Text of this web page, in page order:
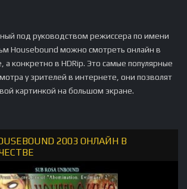
под руководством режиссера по имени
Housebound можно смотреть онлайн в
конкретно в HDRip. Это самые популярные
у зрителей в интернете, они позволят
картинкой на большом экране.
2003 ОНЛАЙН В